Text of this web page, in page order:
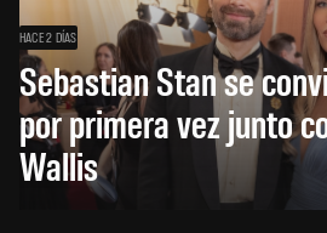
HACE 2 DÍAS
Sebastian Stan se
por primera vez junto
Wallis